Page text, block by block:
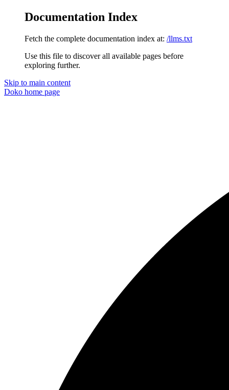
Documentation Index
Fetch the complete documentation index at: /llms.txt
Use this file to discover all available pages before
exploring further.
Skip to main content
Doko home page